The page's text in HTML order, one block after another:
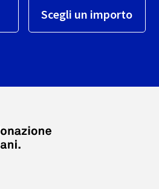
Scegli un importo